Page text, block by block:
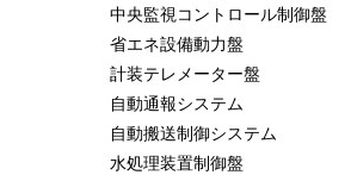
中央監視コントロール制御盤
省エネ設備動力盤
計装テレメーター盤
自動通報システム
自動搬送制御システム
水処理装置制御盤